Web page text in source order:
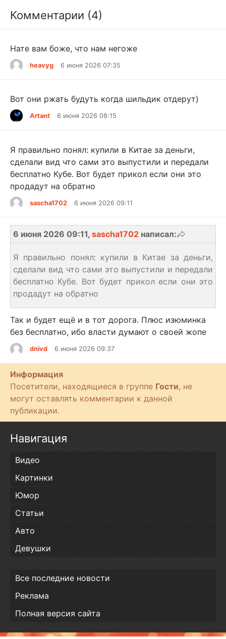
Комментарии (4)
Нате вам боже, что нам негоже
heavyg 6 июня 2026 07:35
Вот они ржать будуть когда шильдик отдерут)
Artant 6 июня 2026 08:15
Я правильно понял: купили в Китае за деньги,
сделали вид что сами это выпустили и передали
бесплатно Кубе. Вот будет прикол если они это
продадут на обратно
sascha1702 6 июня 2026 09:11
6 июня 2026 09:11, sascha1702 написал:
Я правильно понял: купили в Китае за деньги,
сделали вид что сами это выпустили и передали
бесплатно Кубе. Вот будет прикол если они это
продадут на обратно
Так и будет ещё и в тот дорога. Плюс изюминка
без бесплатно, ибо власти думают о своей жопе
dnivd 6 июня 2026 09:37
Информация
Посетители, находящиеся в группе Гости, не
могут оставлять комментарии к данной
публикации.
Навигация
Видео
Картинки
Юмор
Статьи
Авто
Девушки
Все последние новости
Реклама
Полная версия сайта